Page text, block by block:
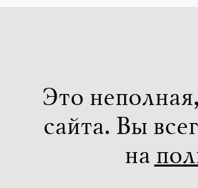
Это
сайта. Вы
на